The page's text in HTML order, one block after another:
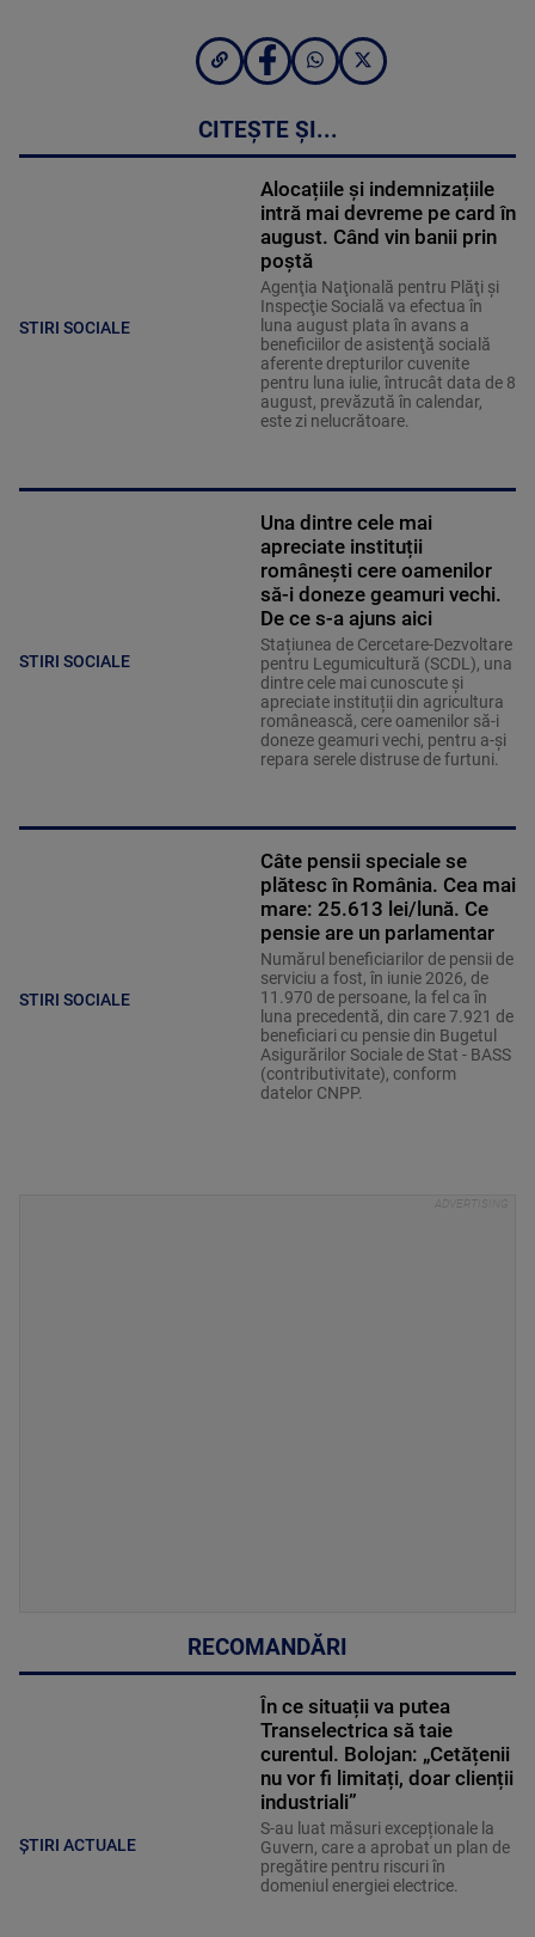
CITEȘTE ȘI...
STIRI SOCIALE
Alocațiile și indemnizațiile
intră mai devreme pe card în
august. Când vin banii prin
poștă
Agenţia Naţională pentru Plăţi şi
Inspecţie Socială va efectua în
luna august plata în avans a
beneficiilor de asistenţă socială
aferente drepturilor cuvenite
pentru luna iulie, întrucât data de 8
august, prevăzută în calendar,
este zi nelucrătoare.
STIRI SOCIALE
Una dintre cele mai
apreciate instituții
românești cere oamenilor
să-i doneze geamuri vechi.
De ce s-a ajuns aici
Stațiunea de Cercetare-Dezvoltare
pentru Legumicultură (SCDL), una
dintre cele mai cunoscute și
apreciate instituții din agricultura
românească, cere oamenilor să-i
doneze geamuri vechi, pentru a-și
repara serele distruse de furtuni.
STIRI SOCIALE
Câte pensii speciale se
plătesc în România. Cea mai
mare: 25.613 lei/lună. Ce
pensie are un parlamentar
Numărul beneficiarilor de pensii de
serviciu a fost, în iunie 2026, de
11.970 de persoane, la fel ca în
luna precedentă, din care 7.921 de
beneficiari cu pensie din Bugetul
Asigurărilor Sociale de Stat - BASS
(contributivitate), conform
datelor CNPP.
RECOMANDĂRI
ȘTIRI ACTUALE
În ce situații va putea
Transelectrica să taie
curentul. Bolojan: „Cetățenii
nu vor fi limitați, doar clienții
industriali”
S-au luat măsuri excepționale la
Guvern, care a aprobat un plan de
pregătire pentru riscuri în
domeniul energiei electrice.